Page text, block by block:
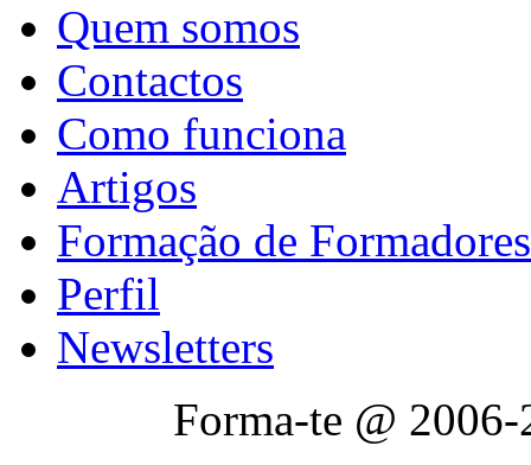
Quem somos
Contactos
Como funciona
Artigos
Formação de Formadores
Perfil
Newsletters
Forma-te @